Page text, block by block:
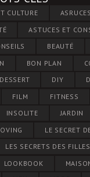
CULTURE
ASTUCES ET
BEAUTÉ
BON PLAN
DESSERT DIY
FILM FITNESS
INSOLITE
JARDIN
LE SECRET
LES SECRETS DES FILLES
LOOKBOOK